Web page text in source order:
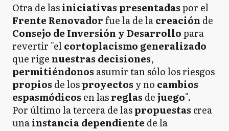
Otra de lasiniciativas presentadaspor el
Frente Renovadorfue la de lacreación de
Consejo de Inversión y Desarrollopara
revertir "elcortoplacismo generalizado
que rige nuestras decisiones,
permitiéndonos asumir tan sólo los riesgos
propios de losproyectos y no cambios
espasmódicos en lasreglas dejuego".
Por último la tercera de laspropuestas crea
unainstancia dependiente de la